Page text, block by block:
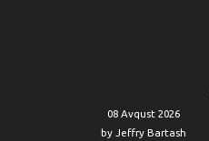
08 Avqust 2026
by Jeffry Bartash